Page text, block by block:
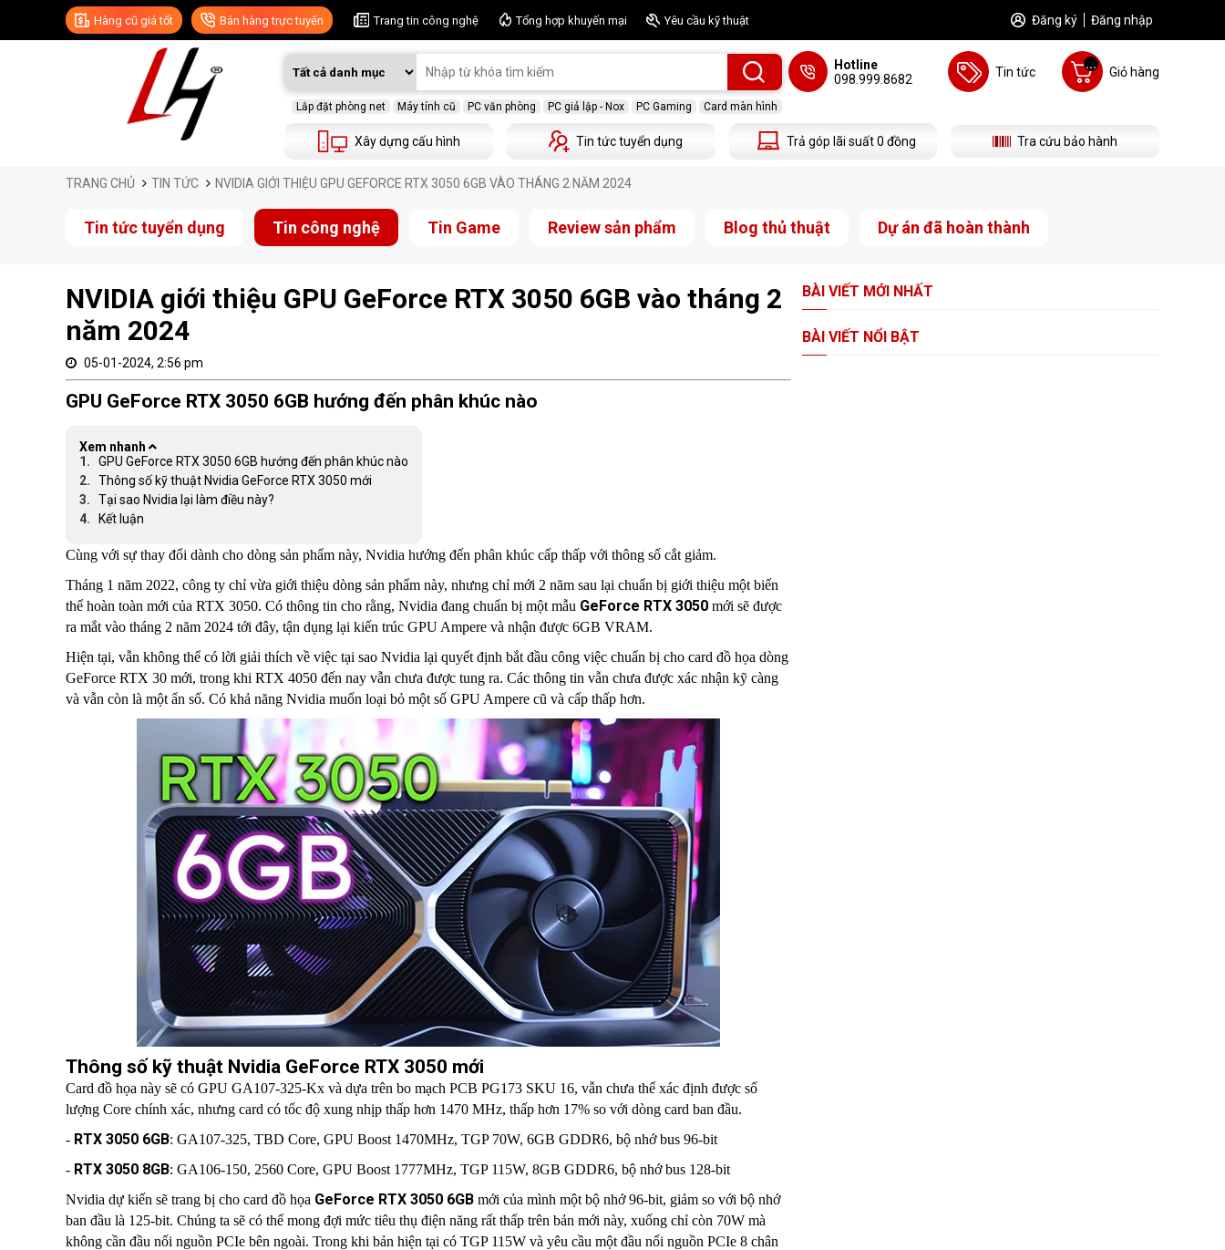
Hàng cũ giá tốt Bán hàng trực tuyến Trang tin công nghệ Tổng hợp khuyến mại Yêu cầu kỹ thuật Đăng ký Đăng nhập
Lắp đặt phòng net Máy tính cũ PC văn phòng PC giả lập - Nox PC Gaming Card màn hình
Hotline
098.999.8682
Tin tức Giỏ hàng
...
Xây dựng cấu hình Tin tức tuyển dụng Trả góp lãi suất 0 đồng Tra cứu bảo hành
TRANG CHỦ TIN TỨC NVIDIA GIỚI THIỆU GPU GEFORCE RTX 3050 6GB VÀO THÁNG 2 NĂM 2024
Tin tức tuyển dụng Tin công nghệ Tin Game Review sản phẩm Blog thủ thuật Dự án đã hoàn thành
NVIDIA giới thiệu GPU GeForce RTX 3050 6GB vào tháng 2
năm 2024
05-01-2024, 2:56 pm
GPU GeForce RTX 3050 6GB hướng đến phân khúc nào
Xem nhanh
GPU GeForce RTX 3050 6GB hướng đến phân khúc nào
Thông số kỹ thuật Nvidia GeForce RTX 3050 mới
Tại sao Nvidia lại làm điều này?
Kết luận
Cùng với sự thay đổi dành cho dòng sản phẩm này, Nvidia hướng đến phân khúc cấp thấp với thông số cắt giảm.
Tháng 1 năm 2022, công ty chỉ vừa giới thiệu dòng sản phẩm này, nhưng chỉ mới 2 năm sau lại chuẩn bị giới thiệu một biến
thể hoàn toàn mới của RTX 3050. Có thông tin cho rằng, Nvidia đang chuẩn bị một mẫu GeForce RTX 3050 mới sẽ được
ra mắt vào tháng 2 năm 2024 tới đây, tận dụng lại kiến trúc GPU Ampere và nhận được 6GB VRAM.
Hiện tại, vẫn không thể có lời giải thích về việc tại sao Nvidia lại quyết định bắt đầu công việc chuẩn bị cho card đồ họa dòng
GeForce RTX 30 mới, trong khi RTX 4050 đến nay vẫn chưa được tung ra. Các thông tin vẫn chưa được xác nhận kỹ càng
và vẫn còn là một ẩn số. Có khả năng Nvidia muốn loại bỏ một số GPU Ampere cũ và cấp thấp hơn.
Thông số kỹ thuật Nvidia GeForce RTX 3050 mới
Card đồ họa này sẽ có GPU GA107-325-Kx và dựa trên bo mạch PCB PG173 SKU 16, vẫn chưa thể xác định được số
lượng Core chính xác, nhưng card có tốc độ xung nhịp thấp hơn 1470 MHz, thấp hơn 17% so với dòng card ban đầu.
- RTX 3050 6GB: GA107-325, TBD Core, GPU Boost 1470MHz, TGP 70W, 6GB GDDR6, bộ nhớ bus 96-bit
- RTX 3050 8GB: GA106-150, 2560 Core, GPU Boost 1777MHz, TGP 115W, 8GB GDDR6, bộ nhớ bus 128-bit
Nvidia dự kiến sẽ trang bị cho card đồ họa GeForce RTX 3050 6GB mới của mình một bộ nhớ 96-bit, giảm so với bộ nhớ
ban đầu là 125-bit. Chúng ta sẽ có thể mong đợi mức tiêu thụ điện năng rất thấp trên bản mới này, xuống chỉ còn 70W mà
không cần đầu nối nguồn PCIe bên ngoài. Trong khi bản hiện tại có TGP 115W và yêu cầu một đầu nối nguồn PCIe 8 chân
BÀI VIẾT MỚI NHẤT
BÀI VIẾT NỔI BẬT